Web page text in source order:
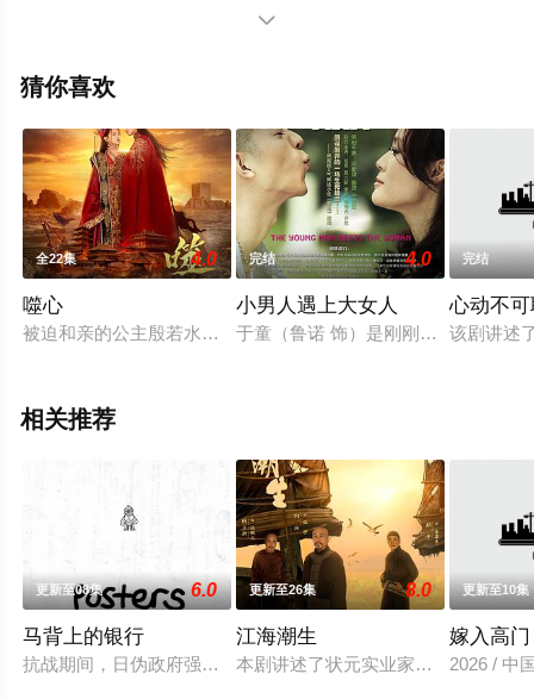
的中国大陆电视剧，大结局剧情已揭晓（全24集），手机
更多相关信息可移步至豆瓣电视剧、电视猫或剧情网等平

猜你喜欢
全22集 4.0
噬心
被迫和亲的公主殷若水（李沐宸 饰）惨遭男主宇文笙（邓凯 饰
完结 4.0
小男人遇上大女人
于童（鲁诺 饰）是刚刚大学毕业走
完结
心动不
该剧讲述
相关推荐
更新至08集 6.0
马背上的银行
抗战期间，日伪政府强行推广、使用由“中国准备银行”发行的
更新至26集 8.0
江海潮生
本剧讲述了状元实业家张謇创办大生
更新至10集
嫁入高门
2026 / 中